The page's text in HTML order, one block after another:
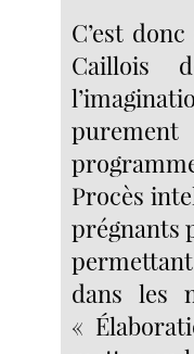
C’est
Caillois
Procès
prégnants
dans les
«